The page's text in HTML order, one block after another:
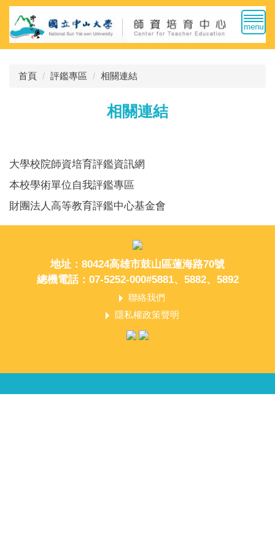
跳
到
主
要
首頁 評鑑專區 相關連結
相關連結
大學校院師資培育評鑑資訊網
本校學術單位自我評鑑專區
財團法人高等教育評鑑中心基金會
地址：80424高雄市鼓山區蓮海路70號
總機電話：07-5252-000#5881、5882、5892
聯絡我們
隱私權政策聲明